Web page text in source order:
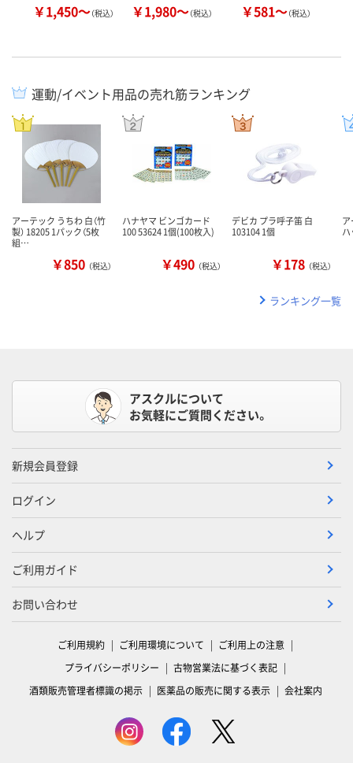
￥1,450～（税込） ￥1,980～（税込） ￥581～（税込）
運動/イベント用品の売れ筋ランキング
アーテック うちわ 白（竹
製） 18205 1パック（5枚
組…
￥850 （税込）
ハナヤマ ビンゴカード
100 53624 1個(100枚入)
￥490 （税込）
デビカ プラ呼子笛 白
103104 1個
￥178 （税込）
ランキング一覧
アスクルについて
お気軽にご質問ください。
新規会員登録
ログイン
ヘルプ
ご利用ガイド
お問い合わせ
ご利用規約 ご利用環境について
ご利用上の注意
プライバシーポリシー
古物営業法に基づく表記
酒類販売管理者標識の掲示
医薬品の販売に関する表示 会社案内